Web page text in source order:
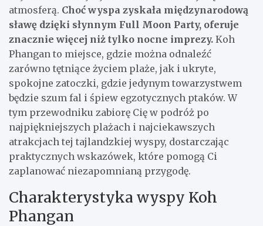
atmosferą. Choć wyspa zyskała międzynarodową
sławę dzięki słynnym Full Moon Party, oferuje
znacznie więcej niż tylko nocne imprezy. Koh
Phangan to miejsce, gdzie można odnaleźć
zarówno tętniące życiem plaże, jak i ukryte,
spokojne zatoczki, gdzie jedynym towarzystwem
będzie szum fal i śpiew egzotycznych ptaków. W
tym przewodniku zabiorę Cię w podróż po
najpiękniejszych plażach i najciekawszych
atrakcjach tej tajlandzkiej wyspy, dostarczając
praktycznych wskazówek, które pomogą Ci
zaplanować niezapomnianą przygodę.
Charakterystyka wyspy Koh
Phangan